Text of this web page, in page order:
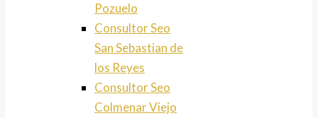
Pozuelo
Consultor Seo
San Sebastian de
los Reyes
Consultor Seo
Colmenar Viejo